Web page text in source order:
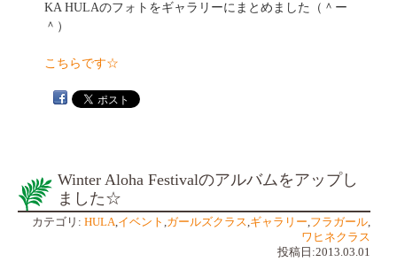
KA HULAのフォトをギャラリーにまとめました（＾ー
＾）
こちらです☆
Winter Aloha Festivalのアルバムをアップし
ました☆
カテゴリ: HULA,イベント ,ガールズクラス,ギャラリー,フラガール,
ワヒネクラス
投稿日:2013.03.01